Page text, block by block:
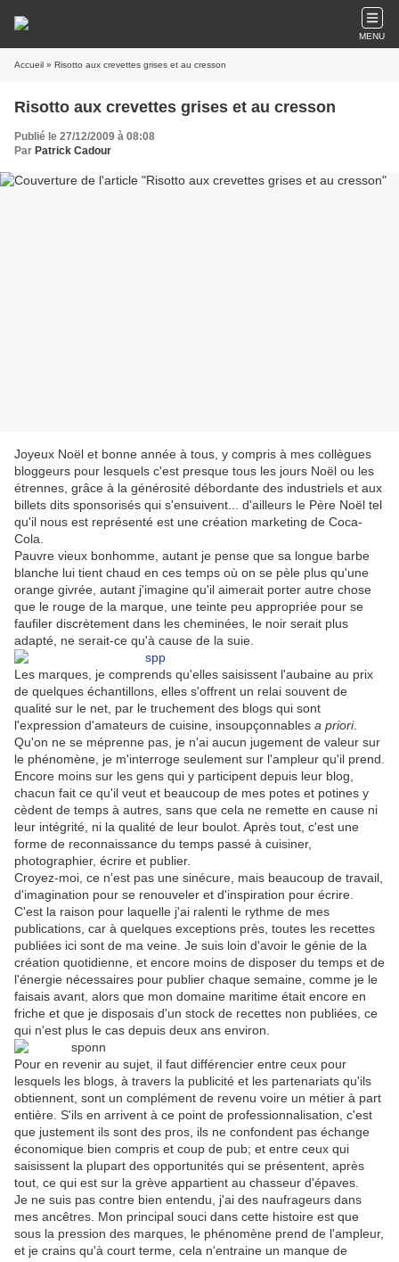
MENU
Accueil » Risotto aux crevettes grises et au cresson
Risotto aux crevettes grises et au cresson
Publié le 27/12/2009 à 08:08
Par Patrick Cadour
Joyeux Noël et bonne année à tous, y compris à mes collègues
bloggeurs pour lesquels c'est presque tous les jours Noël ou les
étrennes, grâce à la générosité débordante des industriels et aux
billets dits sponsorisés qui s'ensuivent... d'ailleurs le Père Noël tel
qu'il nous est représenté est une création marketing de Coca-
Cola.
Pauvre vieux bonhomme, autant je pense que sa longue barbe
blanche lui tient chaud en ces temps où on se pèle plus qu'une
orange givrée, autant j'imagine qu'il aimerait porter autre chose
que le rouge de la marque, une teinte peu appropriée pour se
faufiler discrètement dans les cheminées, le noir serait plus
adapté, ne serait-ce qu'à cause de la suie.
Les marques, je comprends qu'elles saisissent l'aubaine au prix
de quelques échantillons, elles s'offrent un relai souvent de
qualité sur le net, par le truchement des blogs qui sont
l'expression d'amateurs de cuisine, insoupçonnables a priori.
Qu'on ne se méprenne pas, je n'ai aucun jugement de valeur sur
le phénomène, je m'interroge seulement sur l'ampleur qu'il prend.
Encore moins sur les gens qui y participent depuis leur blog,
chacun fait ce qu'il veut et beaucoup de mes potes et potines y
cèdent de temps à autres, sans que cela ne remette en cause ni
leur intégrité, ni la qualité de leur boulot. Après tout, c'est une
forme de reconnaissance du temps passé à cuisiner,
photographier, écrire et publier.
Croyez-moi, ce n'est pas une sinécure, mais beaucoup de travail,
d'imagination pour se renouveler et d'inspiration pour écrire.
C'est la raison pour laquelle j'ai ralenti le rythme de mes
publications, car à quelques exceptions près, toutes les recettes
publiées ici sont de ma veine. Je suis loin d'avoir le génie de la
création quotidienne, et encore moins de disposer du temps et de
l'énergie nécessaires pour publier chaque semaine, comme je le
faisais avant, alors que mon domaine maritime était encore en
friche et que je disposais d'un stock de recettes non publiées, ce
qui n'est plus le cas depuis deux ans environ.
Pour en revenir au sujet, il faut différencier entre ceux pour
lesquels les blogs, à travers la publicité et les partenariats qu'ils
obtiennent, sont un complément de revenu voire un métier à part
entière. S'ils en arrivent à ce point de professionnalisation, c'est
que justement ils sont des pros, ils ne confondent pas échange
économique bien compris et coup de pub; et entre ceux qui
saisissent la plupart des opportunités qui se présentent, après
tout, ce qui est sur la grève appartient au chasseur d'épaves.
Je ne suis pas contre bien entendu, j'ai des naufrageurs dans
mes ancêtres. Mon principal souci dans cette histoire est que
sous la pression des marques, le phénomène prend de l'ampleur,
et je crains qu'à court terme, cela n'entraine un manque de